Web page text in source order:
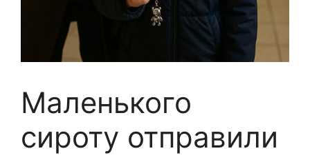
Маленького
сироту отправили